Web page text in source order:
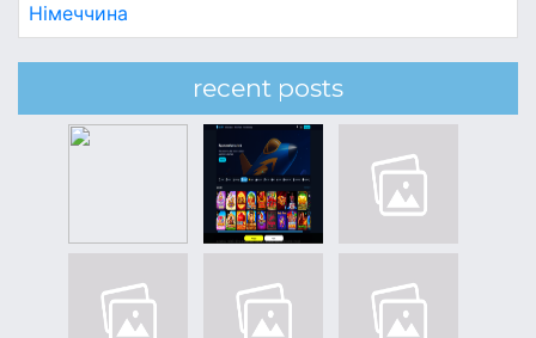
Німеччина
recent posts